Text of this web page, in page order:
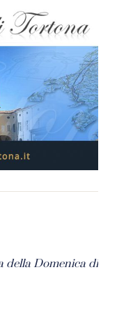
della Domenica di